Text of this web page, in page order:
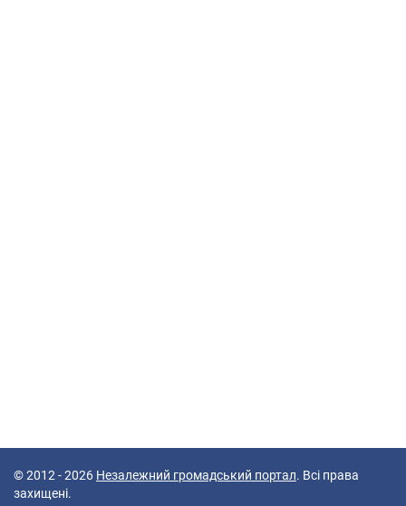
© 2012 - 2026 Незалежний громадський портал. Всі права
захищені.